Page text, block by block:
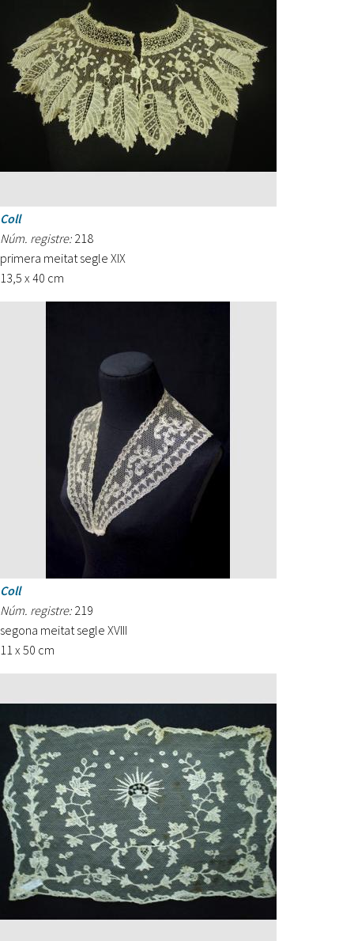
Coll
Núm. registre: 218
primera meitat segle XIX
13,5 x 40 cm
Coll
Núm. registre: 219
segona meitat segle XVIII
11 x 50 cm